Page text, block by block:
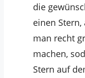
die
einen
man recht
machen,
Stern auf